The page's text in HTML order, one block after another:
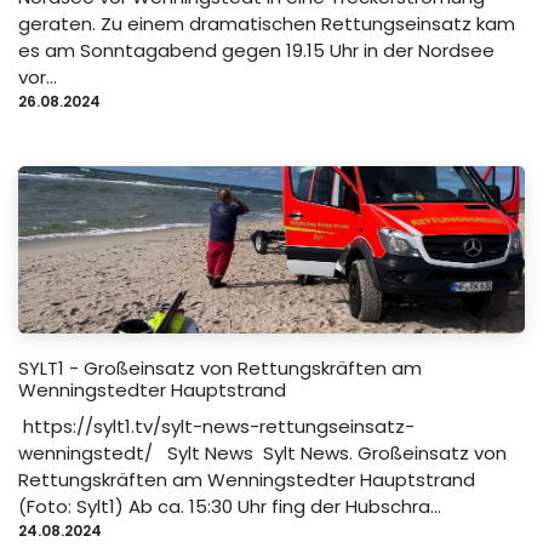
geraten. Zu einem dramatischen Rettungseinsatz kam
es am Sonntagabend gegen 19.15 Uhr in der Nordsee
vor...
26.08.2024
SYLT1 - Großeinsatz von Rettungskräften am
Wenningstedter Hauptstrand
https://sylt1.tv/sylt-news-rettungseinsatz-
wenningstedt/ Sylt News Sylt News. Großeinsatz von
Rettungskräften am Wenningstedter Hauptstrand
(Foto: Sylt1) Ab ca. 15:30 Uhr fing der Hubschra...
24.08.2024